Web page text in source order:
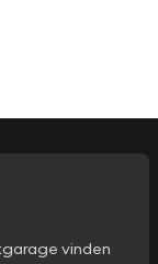
vinden